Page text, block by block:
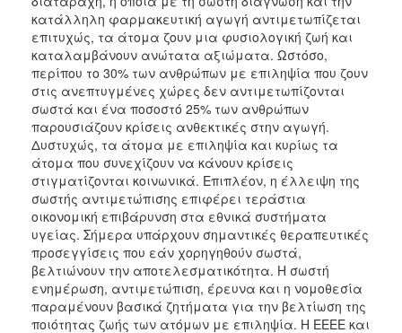
κατάλληλη φαρμακευτική αγωγή αντιμετωπίζεται
επιτυχώς, τα άτομα ζουν μια φυσιολογική ζωή και
καταλαμβάνουν ανώτατα αξιώματα. Ωστόσο,
περίπου το 30% των ανθρώπων με επιληψία που ζουν
στις ανεπτυγμένες χώρες δεν αντιμετωπίζονται
σωστά και ένα ποσοστό 25% των ανθρώπων
παρουσιάζουν κρίσεις ανθεκτικές στην αγωγή.
Δυστυχώς, τα άτομα με επιληψία και κυρίως τα
άτομα που συνεχίζουν να κάνουν κρίσεις
στιγματίζονται κοινωνικά. Επιπλέον, η έλλειψη της
σωστής αντιμετώπισης επιφέρει τεράστια
οικονομική επιβάρυνση στα εθνικά συστήματα
υγείας. Σήμερα υπάρχουν σημαντικές θεραπευτικές
προσεγγίσεις που εάν χορηγηθούν σωστά,
βελτιώνουν την αποτελεσματικότητα. Η σωστή
ενημέρωση, αντιμετώπιση, έρευνα και η νομοθεσία
παραμένουν βασικά ζητήματα για την βελτίωση της
ποιότητας ζωής των ατόμων με επιληψία. Η ΕΕΕΕ και